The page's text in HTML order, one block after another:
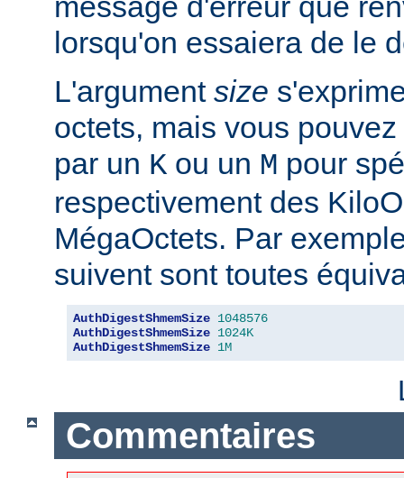
lorsqu'on essaiera de le
L'argument size
octets, mais vous
par un K ou un M pour
respectivement des
MégaOctets. Par
suivent sont toutes
AuthDigestShmemSize 1048576
AuthDigestShmemSize 1024K
AuthDigestShmemSize 1M
Commentaires